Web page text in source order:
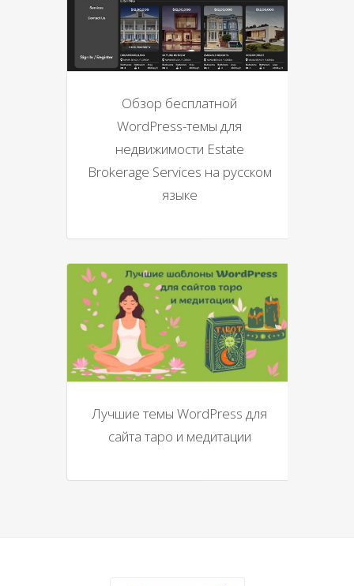
Обзор бесплатной
WordPress-темы для
недвижимости Estate
Brokerage Services на русском
языке
Лучшие темы WordPress для
сайта таро и медитации